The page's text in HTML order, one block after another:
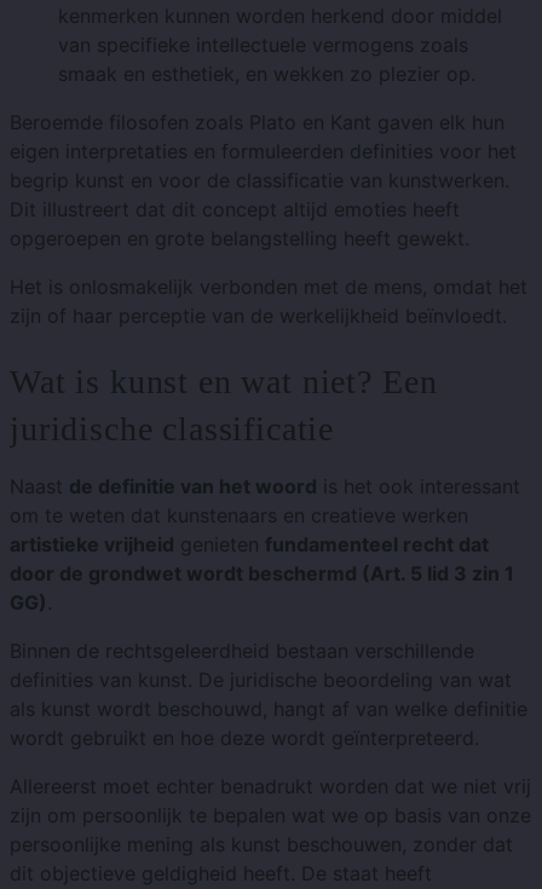
kenmerken kunnen worden herkend door middel
van specifieke intellectuele vermogens zoals
smaak en esthetiek, en wekken zo plezier op.
Beroemde filosofen zoals Plato en Kant gaven elk hun
eigen interpretaties en formuleerden definities voor het
begrip kunst en voor de classificatie van kunstwerken.
Dit illustreert dat dit concept altijd emoties heeft
opgeroepen en grote belangstelling heeft gewekt.
Het is onlosmakelijk verbonden met de mens, omdat het
zijn of haar perceptie van de werkelijkheid beïnvloedt.
Wat is kunst en wat niet? Een
juridische classificatie
Naast de definitie van het woord is het ook interessant
om te weten dat kunstenaars en creatieve werken
artistieke vrijheid genieten fundamenteel recht dat
door de grondwet wordt beschermd (Art. 5 lid 3 zin 1
GG) .
Binnen de rechtsgeleerdheid bestaan ​​verschillende
definities van kunst. De juridische beoordeling van wat
als kunst wordt beschouwd, hangt af van welke definitie
wordt gebruikt en hoe deze wordt geïnterpreteerd.
Allereerst moet echter benadrukt worden dat we niet vrij
zijn om persoonlijk te bepalen wat we op basis van onze
persoonlijke mening als kunst beschouwen, zonder dat
dit objectieve geldigheid heeft. De staat heeft